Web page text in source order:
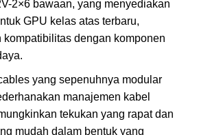
2×6 bawaan, yang menyediakan
GPU kelas atas terbaru,
kompatibilitas dengan komponen
yang sepenuhnya modular
manajemen kabel
tekukan yang rapat dan
mudah dalam bentuk yang